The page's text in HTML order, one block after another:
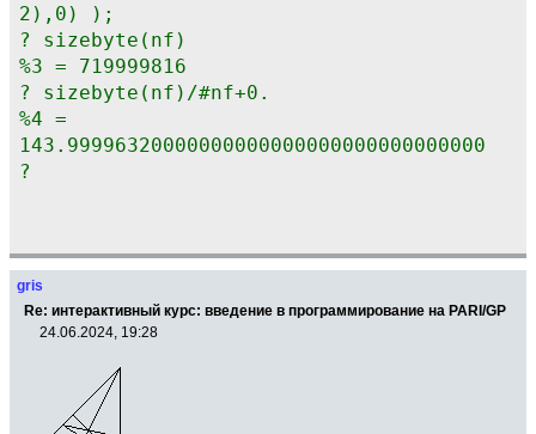
2),0) );
? sizebyte(nf)
%3 = 719999816
? sizebyte(nf)/#nf+0.
%4 =
143.99996320000000000000000000000000000
?
gris
Re: интерактивный курс: введение в программирование на PARI/GP
24.06.2024, 19:28